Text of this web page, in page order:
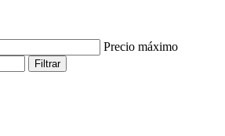
Precio máximo
Filtrar